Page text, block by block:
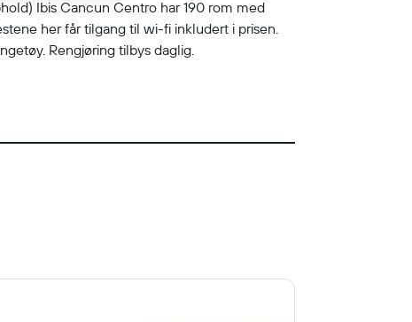
Ibis Cancun Centro har 190 rom med
her får tilgang til wi-fi inkludert i prisen.
Rengjøring tilbys daglig.